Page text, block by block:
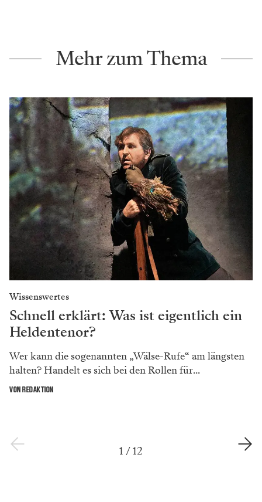
Mehr zum Thema
Wissenswertes
Schnell erklärt: Was ist eigentlich ein
Heldentenor?
Wer kann die sogenannten „Wälse-Rufe“ am längsten
halten? Handelt es sich bei den Rollen für...
VON REDAKTION
1 /12